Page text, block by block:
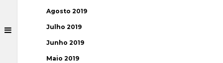
Agosto 2019
Julho 2019
Junho 2019
Maio 2019